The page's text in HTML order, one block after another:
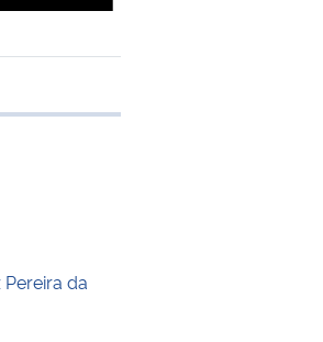
da